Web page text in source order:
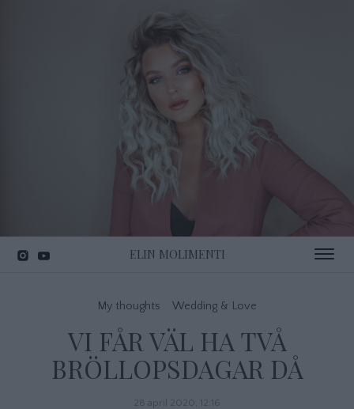
ELIN MOLIMENTI Toggle
My thoughts Wedding & Love
VI FÅR VÄL HA TVÅ
BRÖLLOPSDAGAR DÅ
28 april 2020, 12:16